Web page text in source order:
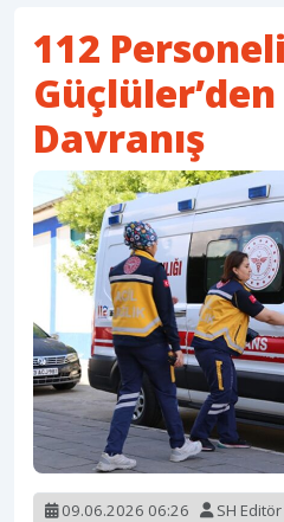
112
Davranış
09.06.2026 06:26 SH Editör